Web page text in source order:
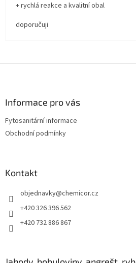
+ rychlá reakce a kvalitní obal
doporučuji
Informace pro vás
Fytosanitární informace
Obchodní podmínky
Kontakt
objednavky@chemicor.cz
+420 326 396 562
+420 732 886 867